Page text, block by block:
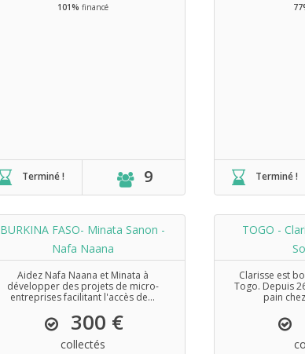
101% financé
Terminé ! 9 Terminé !
BURKINA FASO- Minata Sanon -
Nafa Naana
Aidez Nafa Naana et Minata à
développer des projets de micro-
entreprises facilitant l'accès de...
300 €
collectés
TOGO -
Clarisse est
Togo. Depuis
pain